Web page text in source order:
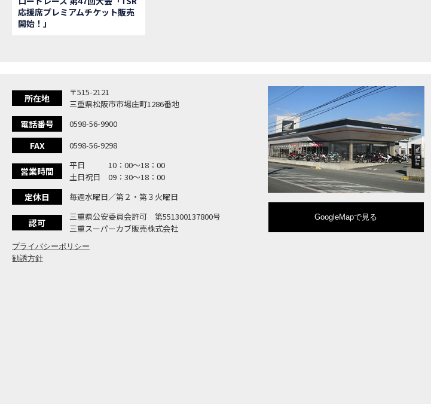
「CB1000R」のヘッドライト等の外観デザイン
「NC750X」大型スポーツモデル NC750X をフル
「CB1300 SUPER FOUR」「CB1300 SUPER BOL D’OR」なら
大型クルーザーモデル「Rebel 1100」を新発売!!
よりスポーティーなイメージを強化『CBR650R』
Neo Sports Caféシリーズのミドルクラスモデル
フルモデルチェンジした 新型「PCX」「PCX160
国内販売を予定するグローバルモデルがHondaバ
「CRF250L」「CRF250 RALLY」をフルモデルチ
応援席プレミアムチケット販売
開始！」
所在地
〒515-2121
三重県松阪市市場庄町1286番地
電話番号 0598-56-9900
FAX 0598-56-9298
営業時間
平日 10：00〜18：00
土日祝日 09：30〜18：00
定休日 毎週水曜日／第２・第３火曜日
認可
三重県公安委員会許可 第551300137800号
三重スーパーカブ販売株式会社
プライバシーポリシー
勧誘方針
GoogleMapで見る